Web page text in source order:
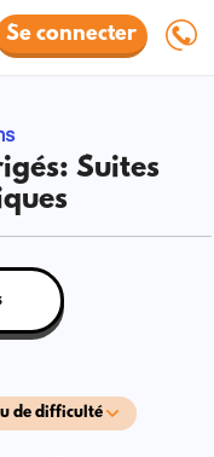
Se connecter
Suites
de difficulté